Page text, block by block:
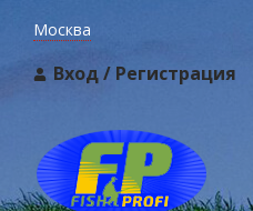
Москва
Вход/ Регистрация